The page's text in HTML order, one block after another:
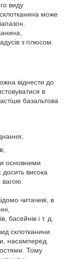
виду
може
з плюсом.
віднести до
в
базальтова
основними
досить висока
вагою.
читачеві, в
басейнів і т. д.
склотканини
насамперед
Тому